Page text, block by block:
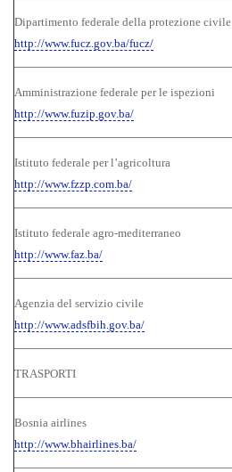
Dipartimento federale della protezione civile
http://www.fucz.gov.ba/fucz/
Amministrazione federale per le ispezioni
http://www.fuzip.gov.ba/
Istituto federale per l’agricoltura
http://www.fzzp.com.ba/
Istituto federale agro-mediterraneo
http://www.faz.ba/
Agenzia del servizio civile
http://www.adsfbih.gov.ba/
TRASPORTI
Bosnia airlines
http://www.bhairlines.ba/